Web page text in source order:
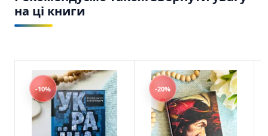
на ці книги
-10% -20%